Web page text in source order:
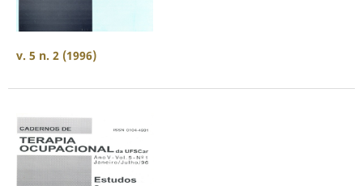
v. 5 n. 2 (1996)